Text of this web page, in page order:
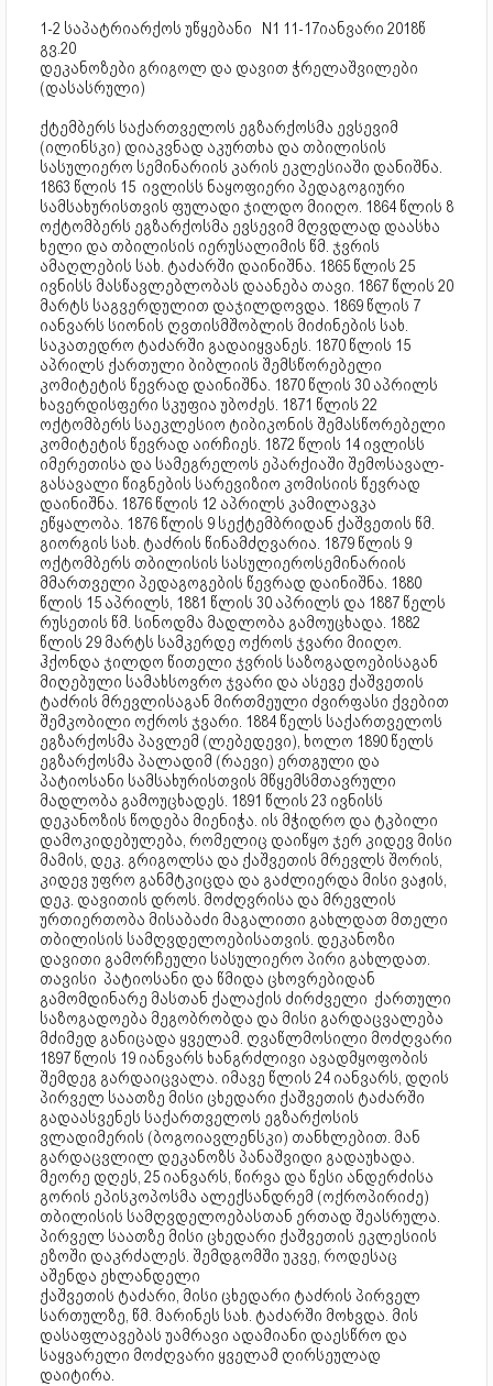
1-2 საპატრიარქოს უწყებანი N1 11-17იანვარი 2018წ
გვ.20
დეკანოზები გრიგოლ და დავით ჭრელაშვილები
(დასასრული)
ქტემბერს საქართველოს ეგზარქოსმა ევსევიმ
(ილინსკი) დიაკვნად აკურთხა და თბილისის
სასულიერო სემინარიის კარის ეკლესიაში დანიშნა.
1863 წლის 15 ივლისს ნაყოფიერი პედაგოგიური
სამსახურისთვის ფულადი ჯილდო მიიღო. 1864 წლის 8
ოქტომბერს ეგზარქოსმა ევსევიმ მღვდლად დაასხა
ხელი და თბილისის იერუსალიმის წმ. ჯვრის
ამაღლების სახ. ტაძარში დაინიშნა. 1865 წლის 25
ივნისს მასწავლებლობას დაანება თავი. 1867 წლის 20
მარტს საგვერდულით დაჯილდოვდა. 1869 წლის 7
იანვარს სიონის ღვთისმშობლის მიძინების სახ.
საკათედრო ტაძარში გადაიყვანეს. 1870 წლის 15
აპრილს ქართული ბიბლიის შემსწორებელი
კომიტეტის წევრად დაინიშნა. 1870 წლის 30 აპრილს
ხავერდისფერი სკუფია უბოძეს. 1871 წლის 22
ოქტომბერს საეკლესიო ტიბიკონის შემასწორებელი
კომიტეტის წევრად აირჩიეს. 1872 წლის 14 ივლისს
იმერეთისა და სამეგრელოს ეპარქიაში შემოსავალ-
გასავალი წიგნების სარევიზიო კომისიის წევრად
დაინიშნა. 1876 წლის 12 აპრილს კამილავკა
ეწყალობა. 1876 წლის 9 სექტემბრიდან ქაშვეთის წმ.
გიორგის სახ. ტაძრის წინამძღვარია. 1879 წლის 9
ოქტომბერს თბილისის სასულიეროსემინარიის
მმართველი პედაგოგების წევრად დაინიშნა. 1880
წლის 15 აპრილს, 1881 წლის 30 აპრილს და 1887 წელს
რუსეთის წმ. სინოდმა მადლობა გამოუცხადა. 1882
წლის 29 მარტს სამკერდე ოქროს ჯვარი მიიღო.
ჰქონდა ჯილდო წითელი ჯვრის საზოგადოებისაგან
მიღებული სამახსოვრო ჯვარი და ასევე ქაშვეთის
ტაძრის მრევლისაგან მირთმეული ძვირფასი ქვებით
შემკობილი ოქროს ჯვარი. 1884 წელს საქართველოს
ეგზარქოსმა პავლემ (ლებედევი), ხოლო 1890 წელს
ეგზარქოსმა პალადიმ (რაევი) ერთგული და
პატიოსანი სამსახურისთვის მწყემსმთავრული
მადლობა გამოუცხადეს. 1891 წლის 23 ივნისს
დეკანოზის წოდება მიენიჭა. ის მჭიდრო და ტკბილი
დამოკიდებულება, რომელიც დაიწყო ჯერ კიდევ მისი
მამის, დეკ. გრიგოლსა და ქაშვეთის მრევლს შორის,
კიდევ უფრო განმტკიცდა და გაძლიერდა მისი ვაჟის,
დეკ. დავითის დროს. მოძღვრისა და მრევლის
ურთიერთობა მისაბაძი მაგალითი გახლდათ მთელი
თბილისის სამღვდელოებისათვის. დეკანოზი
დავითი გამორჩეული სასულიერო პირი გახლდათ.
თავისი პატიოსანი და წმიდა ცხოვრებიდან
გამომდინარე მასთან ქალაქის ძირძველი ქართული
საზოგადოება მეგობრობდა და მისი გარდაცვალება
მძიმედ განიცადა ყველამ. ღვაწლმოსილი მოძღვარი
1897 წლის 19 იანვარს ხანგრძლივი ავადმყოფობის
შემდეგ გარდაიცვალა. იმავე წლის 24 იანვარს, დღის
პირველ საათზე მისი ცხედარი ქაშვეთის ტაძარში
გადაასვენეს საქართველოს ეგზარქოსის
ვლადიმერის (ბოგოიავლენსკი) თანხლებით. მან
გარდაცვლილ დეკანოზს პანაშვიდი გადაუხადა.
მეორე დღეს, 25 იანვარს, წირვა და წესი ანდერძისა
გორის ეპისკოპოსმა ალექსანდრემ (ოქროპირიძე)
თბილისის სამღვდელოებასთან ერთად შეასრულა.
პირველ საათზე მისი ცხედარი ქაშვეთის ეკლესიის
ეზოში დაკრძალეს. შემდგომში უკვე, როდესაც
აშენდა ეხლანდელი
ქაშვეთის ტაძარი, მისი ცხედარი ტაძრის პირველ
სართულზე, წმ. მარინეს სახ. ტაძარში მოხვდა. მის
დასაფლავებას უამრავი ადამიანი დაესწრო და
საყვარელი მოძღვარი ყველამ ღირსეულად
დაიტირა.